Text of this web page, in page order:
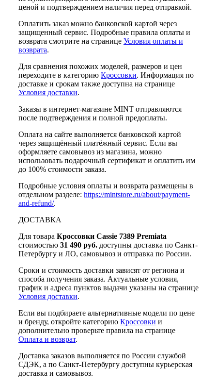
ценой и подтверждением наличия перед отправкой.
Оплатить заказ можно банковской картой через
защищенный сервис. Подробные правила оплаты и
возврата смотрите на странице Условия оплаты и
возврата.
Для сравнения похожих моделей, размеров и цен
переходите в категорию Кроссовки. Информация по
доставке и срокам также доступна на странице
Условия доставки.
Заказы в интернет-магазине MINT отправляются
после подтверждения и полной предоплаты.
Оплата на сайте выполняется банковской картой
через защищённый платёжный сервис. Если вы
оформляете самовывоз из магазина, можно
использовать подарочный сертификат и оплатить им
до 100% стоимости заказа.
Подробные условия оплаты и возврата размещены в
отдельном разделе: https://mintstore.ru/about/payment-
and-refund/.
ДОСТАВКА
Для товара Кроссовки Cassie 7389 Premiata
стоимостью 31 490 руб. доступны доставка по Санкт-
Петербургу и ЛО, самовывоз и отправка по России.
Сроки и стоимость доставки зависят от региона и
способа получения заказа. Актуальные условия,
график и адреса пунктов выдачи указаны на странице
Условия доставки.
Если вы подбираете альтернативные модели по цене
и бренду, откройте категорию Кроссовки и
дополнительно проверьте правила на странице
Оплата и возврат.
Доставка заказов выполняется по России службой
СДЭК, а по Санкт-Петербургу доступны курьерская
доставка и самовывоз.